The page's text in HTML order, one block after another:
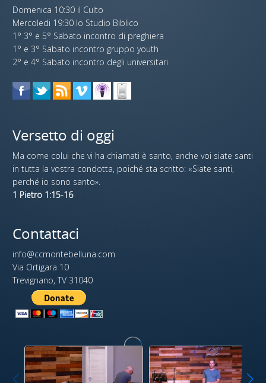
Domenica 10:30 il Culto
Mercoledi 19:30 lo Studio Biblico
1° 3° e 5° Sabato incontro di preghiera
1° e 3° Sabato incontro gruppo youth
2° e 4° Sabato incontro degli universitari
Versetto di oggi
Ma come colui che vi ha chiamati è santo, anche voi siate santi
in tutta la vostra condotta, poiché sta scritto: «Siate santi,
perché io sono santo».
1 Pietro 1:15-16
Contattaci
info@ccmontebelluna.com
Via Ortigara 10
Trevignano, TV 31040